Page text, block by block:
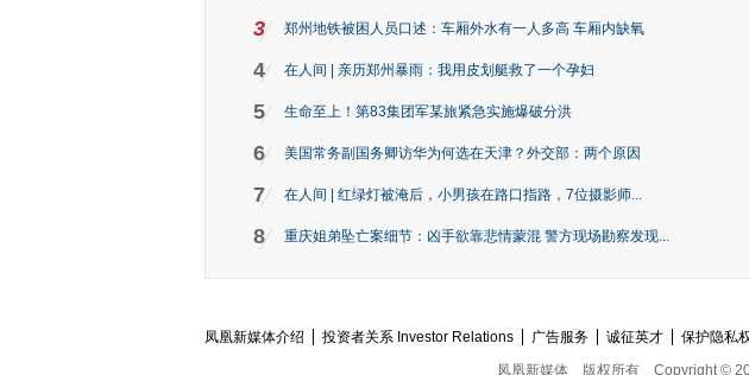
3 郑州地铁被困人员口述：车厢外水有一人多高 车厢内缺氧
4 在人间 | 亲历郑州暴雨：我用皮划艇救了一个孕妇
5 生命至上！第83集团军某旅紧急实施爆破分洪
6 美国常务副国务卿访华为何选在天津？外交部：两个原因
7 在人间 | 红绿灯被淹后，小男孩在路口指路，7位摄影师...
8 重庆姐弟坠亡案细节：凶手欲靠悲情蒙混 警方现场勘察发现...
凤凰新媒体介绍 投资者关系 Investor Relations 广告服务 诚征英才 保护隐私
凤凰新媒体
版权所有 Copyright ©